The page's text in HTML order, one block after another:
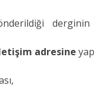
derginin
adresine